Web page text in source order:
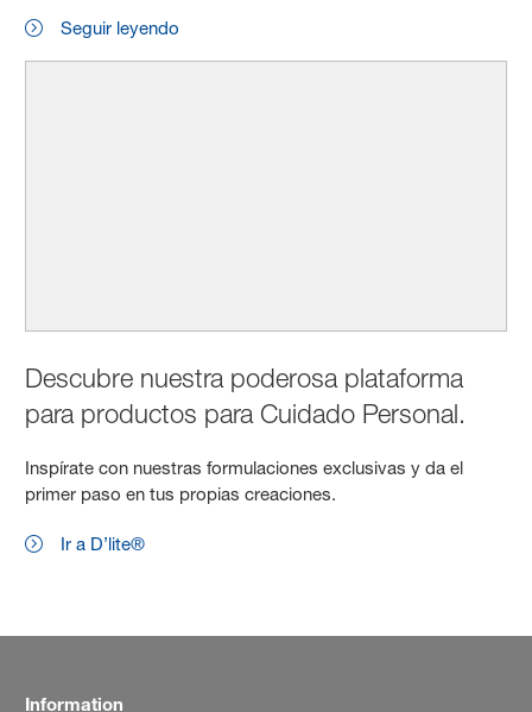
Seguir leyendo
Descubre nuestra poderosa plataforma
para productos para Cuidado Personal.
Inspírate con nuestras formulaciones exclusivas y da el
primer paso en tus propias creaciones.
Ir a D’lite®
Information